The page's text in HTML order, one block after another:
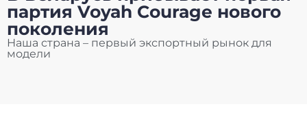
партия Voyah Courage нового
поколения
Наша страна – первый экспортный рынок для
модели